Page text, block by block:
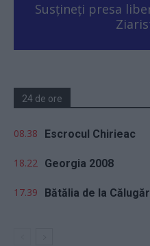
Susțineți presa
24 de ore
08.38 Escrocul Chirieac
18.22 Georgia 2008
17.39 Bătălia de la